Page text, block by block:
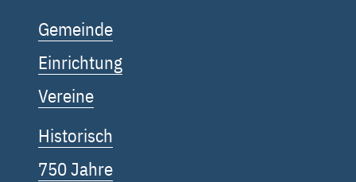
Gemeinde
Einrichtung
Vereine
Historisch
750 Jahre